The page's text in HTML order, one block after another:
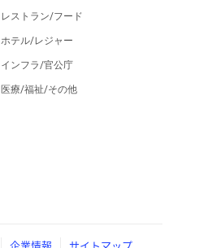
レストラン/フード
ホテル/レジャー
インフラ/官公庁
医療/福祉/その他